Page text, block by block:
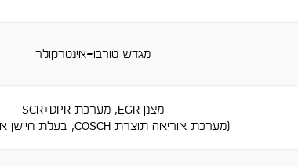
מגדש טורבו-אינטרקולר
מצנן egr, מערכת scr+dpr
(מערכת אוריאה תוצרת cosch, בעלת חיישן איכות נוזל)